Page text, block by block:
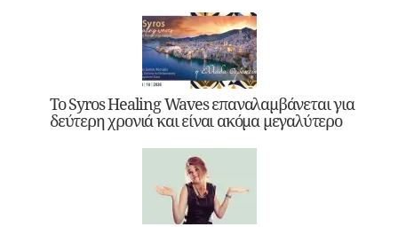
Το Syros Healing Waves επαναλαμβάνεται για
δεύτερη χρονιά και είναι ακόμα μεγαλύτερο